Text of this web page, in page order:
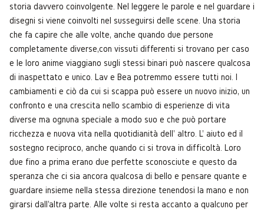
storia davvero coinvolgente. Nel leggere le parole e nel guardare i
disegni si viene coinvolti nel susseguirsi delle scene. Una storia
che fa capire che alle volte, anche quando due persone
completamente diverse,con vissuti differenti si trovano per caso
e le loro anime viaggiano sugli stessi binari può nascere qualcosa
di inaspettato e unico. Lav e Bea potremmo essere tutti noi. I
cambiamenti e ciò da cui si scappa può essere un nuovo inizio, un
confronto e una crescita nello scambio di esperienze di vita
diverse ma ognuna speciale a modo suo e che può portare
ricchezza e nuova vita nella quotidianità dell' altro. L' aiuto ed il
sostegno reciproco, anche quando ci si trova in difficoltà. Loro
due fino a prima erano due perfette sconosciute e questo da
speranza che ci sia ancora qualcosa di bello e pensare quante e
guardare insieme nella stessa direzione tenendosi la mano e non
girarsi dall'altra parte. Alle volte si resta accanto a qualcuno per